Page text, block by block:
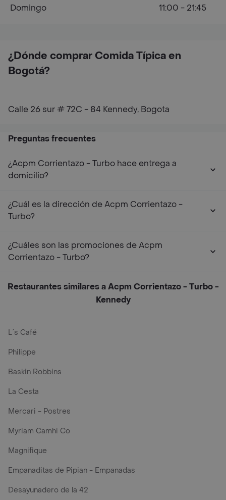
¿Dónde comprar Comida Típica en
Bogotá?
Calle 26 sur # 72C - 84 Kennedy, Bogota
Domingo
11:00 - 21:45
Preguntas frecuentes
¿Acpm Corrientazo - Turbo hace entrega a
domicilio?
¿Cuál es la dirección de Acpm Corrientazo -
Turbo?
¿Cuáles son las promociones de Acpm
Corrientazo - Turbo?
Restaurantes similares a Acpm Corrientazo - Turbo -
Kennedy
L´s Café
Philippe
Baskin Robbins
La Cesta
Mercari - Postres
Myriam Camhi Co
Magnifique
Empanaditas de Pipian - Empanadas
Desayunadero de la 42